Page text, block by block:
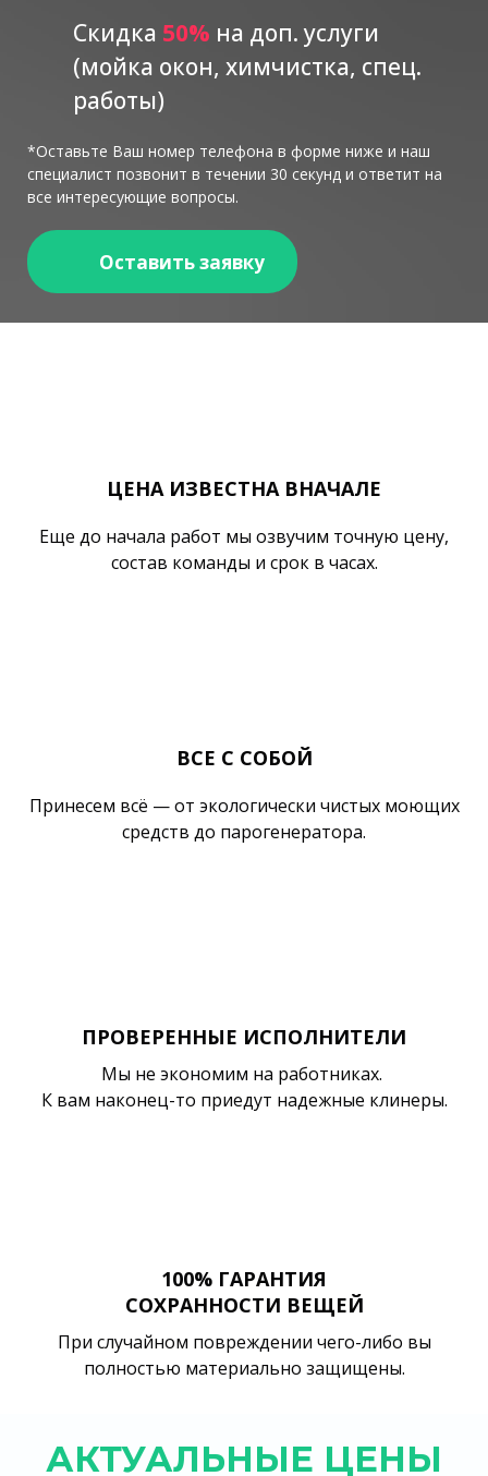
Скидка 50% на доп. услуги
(мойка окон, химчистка, спец.
работы)
*Оставьте Ваш номер телефона в форме ниже и наш
специалист позвонит в течении 30 секунд и ответит на
все интересующие вопросы.
Оставить заявку
ЦЕНА ИЗВЕСТНА ВНАЧАЛЕ
Еще до начала работ мы озвучим точную цену,
состав команды и срок в часах.
ВСЕ С СОБОЙ
Принесем всё — от экологически чистых моющих
средств до парогенератора.
ПРОВЕРЕННЫЕ ИСПОЛНИТЕЛИ
Мы не экономим на работниках.
К вам наконец-то приедут надежные клинеры.
100% ГАРАНТИЯ
СОХРАННОСТИ ВЕЩЕЙ
При случайном повреждении чего-либо вы
полностью материально защищены.
АКТУАЛЬНЫЕ ЦЕНЫ